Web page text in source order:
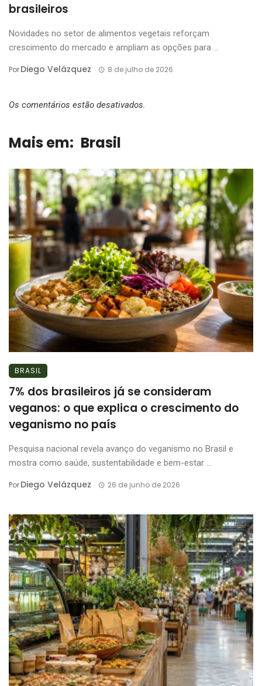
brasileiros
Novidades no setor de alimentos vegetais reforçam
crescimento do mercado e ampliam as opções para ...
PorDiego Velázquez 8 de julho de 2026
Os comentários estão desativados.
Mais em: Brasil
BRASIL
7% dos brasileiros já se consideram
veganos: o que explica o crescimento do
veganismo no país
Pesquisa nacional revela avanço do veganismo no Brasil e
mostra como saúde, sustentabilidade e bem-estar ...
PorDiego Velázquez 26 de junho de 2026